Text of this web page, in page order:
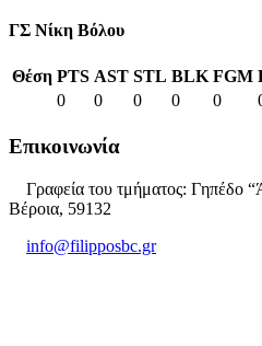
ΓΣ Νίκη Βόλου
Θέση PTS AST STL BLK FGM
0
0 0 0 0
Επικοινωνία
Γραφεία του τμήματος: Γηπέδο
Βέροια, 59132
info@filipposbc.gr